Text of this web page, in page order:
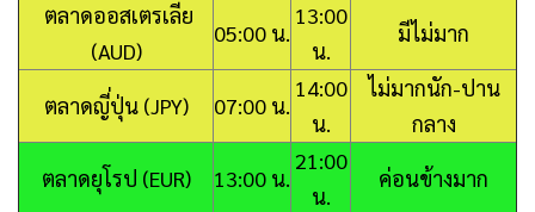
ตลาดออสเตรเลีย
(AUD)
05:00 น.
13:00
น.
มีไม่มาก
ตลาดญี่ปุ่น (JPY) 07:00 น.
14:00
น.
ไม่มากนัก-ปาน
กลาง
ตลาดยุโรป (EUR)
13:00 น.
21:00
น.
ค่อนข้างมาก